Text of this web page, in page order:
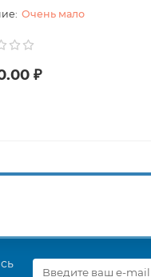
Очень мало
₽